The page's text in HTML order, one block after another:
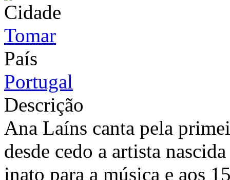
Cidade
Tomar
País
Portugal
Descrição
Ana Laíns canta pela
desde cedo a artista
inato para a música e aos